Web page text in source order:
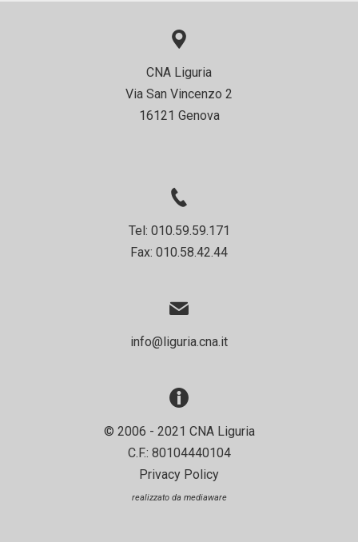
CNA Liguria
Via San Vincenzo 2
16121 Genova
Tel: 010.59.59.171
Fax: 010.58.42.44
info@liguria.cna.it
© 2006 - 2021 CNA Liguria
C.F.: 80104440104
Privacy Policy
realizzato da mediaware